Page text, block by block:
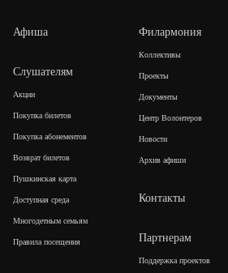
Афиша
Слушателям
Акции
Покупка билетов
Покупка абонементов
Возврат билетов
Пушкинская карта
Доступная среда
Многодетным семьям
Правила посещения
Филармония
Коллективы
Проекты
Документы
Центр Волонтеров
Новости
Архив афиши
Контакты
Партнерам
Поддержка проектов